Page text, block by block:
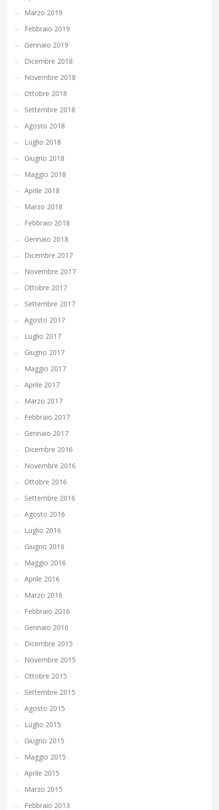
Marzo 2019
Febbraio 2019
Gennaio 2019
Dicembre 2018
Novembre 2018
Ottobre 2018
Settembre 2018
Agosto 2018
Luglio 2018
Giugno 2018
Maggio 2018
Aprile 2018
Marzo 2018
Febbraio 2018
Gennaio 2018
Dicembre 2017
Novembre 2017
Ottobre 2017
Settembre 2017
Agosto 2017
Luglio 2017
Giugno 2017
Maggio 2017
Aprile 2017
Marzo 2017
Febbraio 2017
Gennaio 2017
Dicembre 2016
Novembre 2016
Ottobre 2016
Settembre 2016
Agosto 2016
Luglio 2016
Giugno 2016
Maggio 2016
Aprile 2016
Marzo 2016
Febbraio 2016
Gennaio 2016
Dicembre 2015
Novembre 2015
Ottobre 2015
Settembre 2015
Agosto 2015
Luglio 2015
Giugno 2015
Maggio 2015
Aprile 2015
Marzo 2015
Febbraio 2013